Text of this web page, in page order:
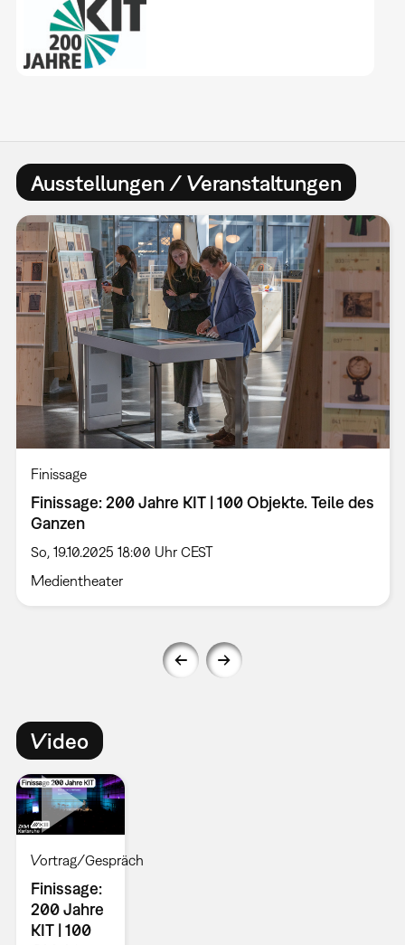
Ausstellungen / Veranstaltungen
Finissage
Finissage: 200 Jahre KIT | 100 Objekte. Teile des
Ganzen
So, 19.10.2025 18:00 Uhr CEST
Medientheater
Video
Vortrag/Gespräch
Finissage:
200 Jahre
KIT | 100